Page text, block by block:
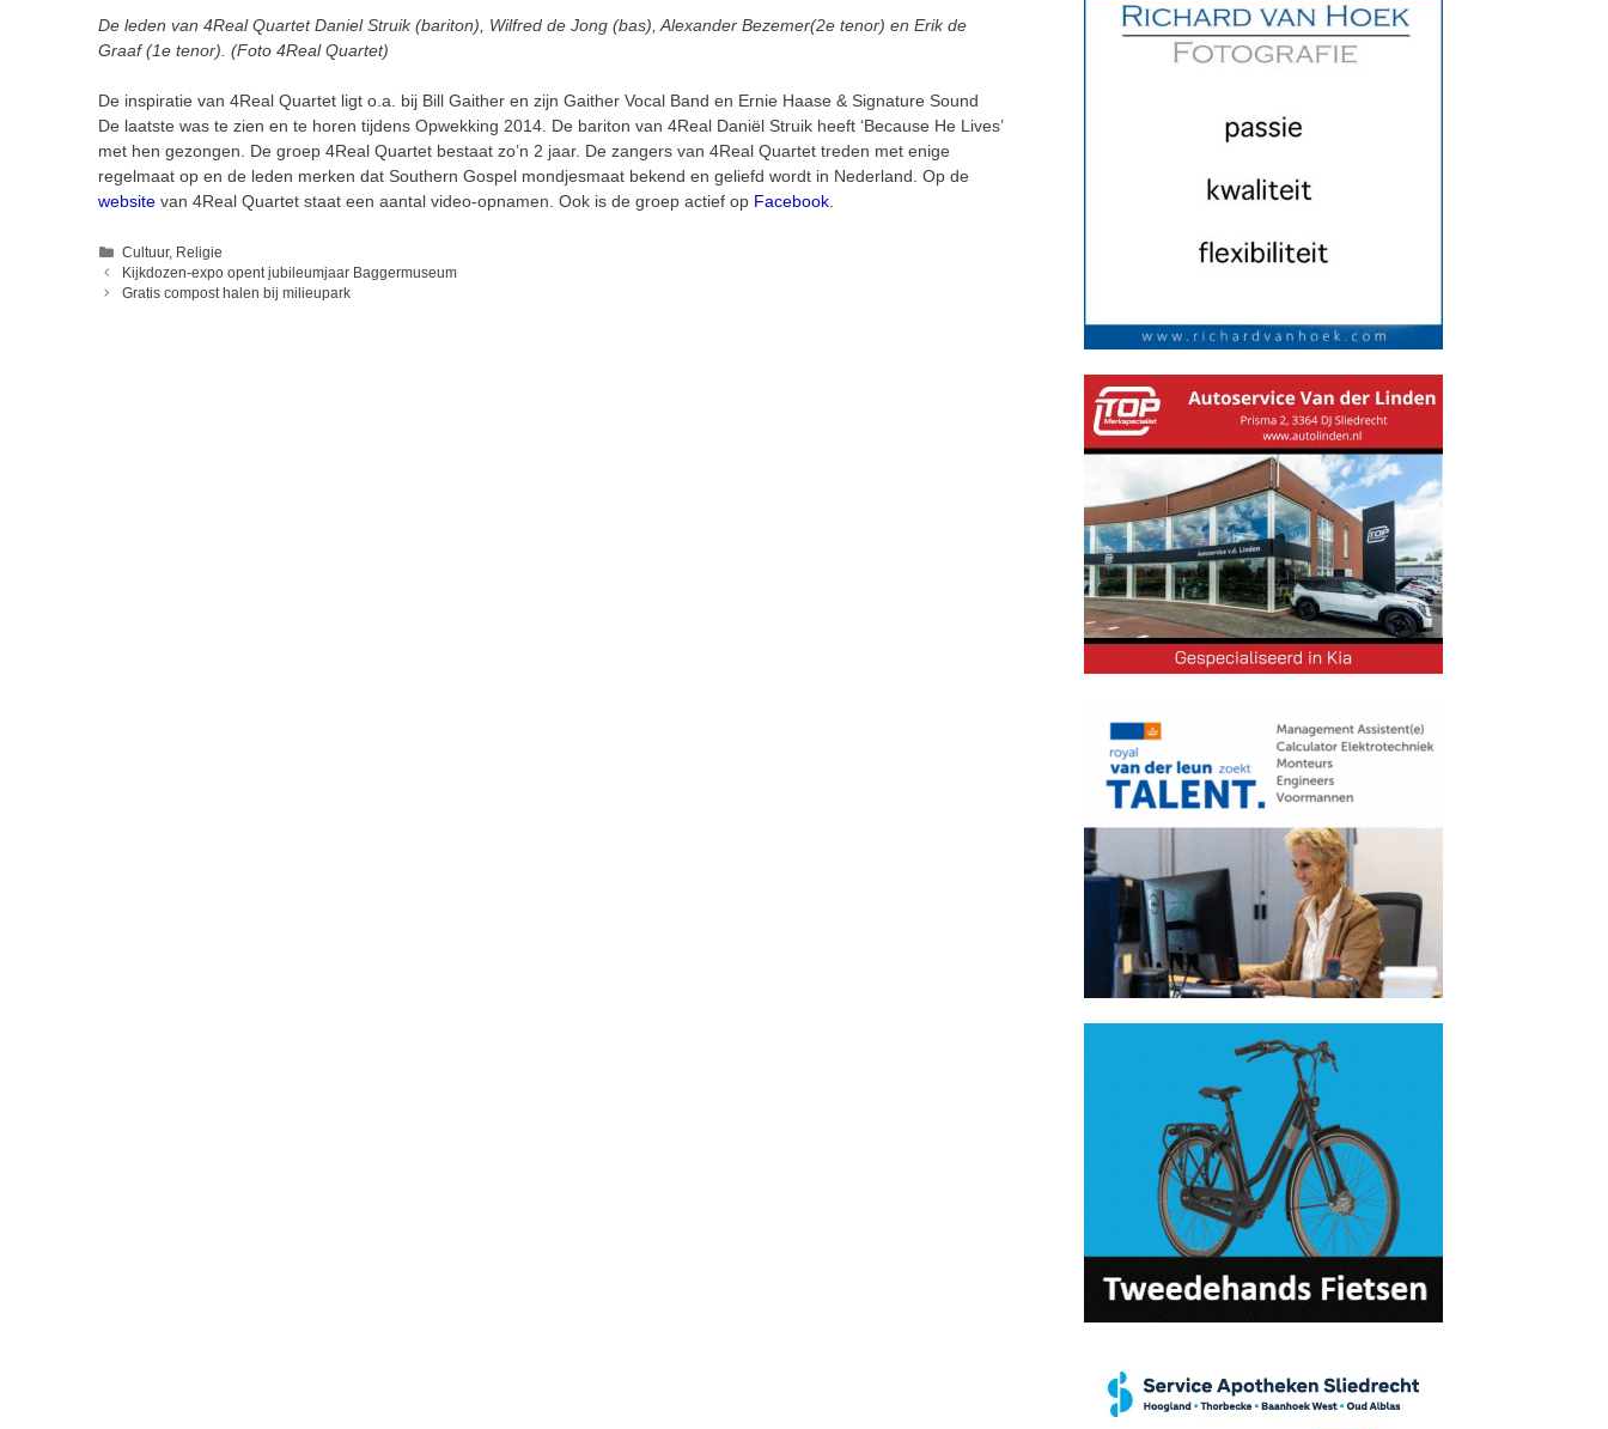
De leden van 4Real Quartet Daniel Struik (bariton), Wilfred de Jong (bas), Alexander Bezemer(2e tenor) en Erik de
Graaf (1e tenor). (Foto 4Real Quartet)
De inspiratie van 4Real Quartet ligt o.a. bij Bill Gaither en zijn Gaither Vocal Band en Ernie Haase & Signature Sound
De laatste was te zien en te horen tijdens Opwekking 2014. De bariton van 4Real Daniël Struik heeft ‘Because He Lives’
met hen gezongen. De groep 4Real Quartet bestaat zo’n 2 jaar. De zangers van 4Real Quartet treden met enige
regelmaat op en de leden merken dat Southern Gospel mondjesmaat bekend en geliefd wordt in Nederland. Op de
website van 4Real Quartet staat een aantal video-opnamen. Ook is de groep actief op Facebook
Categorieën
Cultuur, Religie
Kijkdozen-expo opent jubileumjaar Baggermuseum
Gratis compost halen bij milieupark